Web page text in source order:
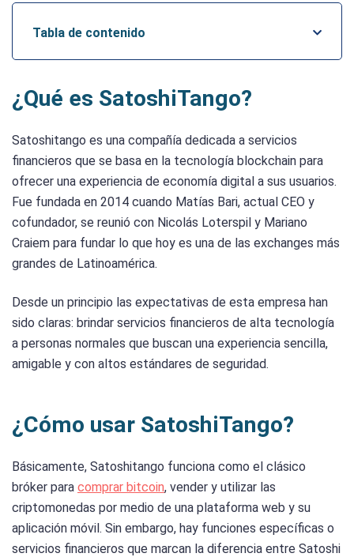
Tabla de contenido
¿Qué es SatoshiTango?
Satoshitango es una compañía dedicada a servicios
financieros que se basa en la tecnología blockchain para
ofrecer una experiencia de economía digital a sus usuarios.
Fue fundada en 2014 cuando Matías Bari, actual CEO y
cofundador, se reunió con Nicolás Loterspil y Mariano
Craiem para fundar lo que hoy es una de las exchanges más
grandes de Latinoamérica.
Desde un principio las expectativas de esta empresa han
sido claras: brindar servicios financieros de alta tecnología
a personas normales que buscan una experiencia sencilla,
amigable y con altos estándares de seguridad.
¿Cómo usar SatoshiTango?
Básicamente, Satoshitango funciona como el clásico
bróker para comprar bitcoin, vender y utilizar las
criptomonedas por medio de una plataforma web y su
aplicación móvil. Sin embargo, hay funciones específicas o
servicios financieros que marcan la diferencia entre Satoshi